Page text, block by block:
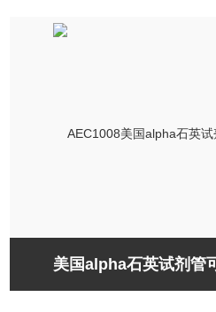
美国alpha石英试剂管